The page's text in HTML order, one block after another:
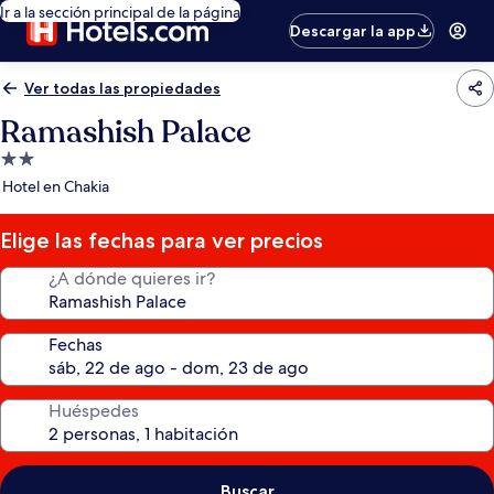
Ir a la sección principal de la página
Descargar la app
Ver todas las propiedades
Ramashish Palace
Propiedad
de
estrellas
Hotel en Chakia
Elige las fechas para ver precios
¿A dónde quieres ir?
Fechas
Huéspedes